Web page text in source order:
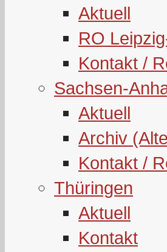
Aktuell
RO
Kontakt /
Sachsen-
Aktuell
Archiv
Kontakt /
Thüringen
Aktuell
Kontakt